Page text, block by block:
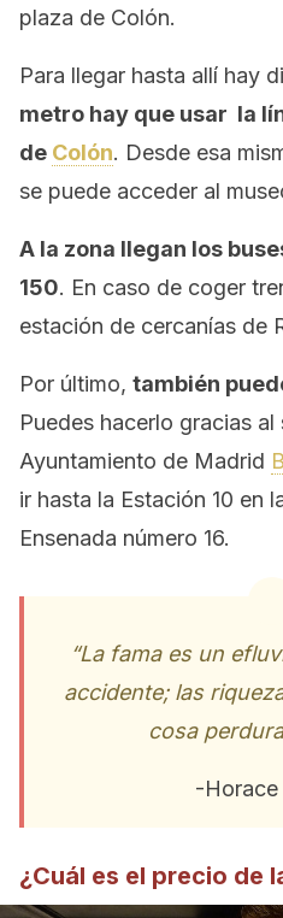
plaza de Colón.
Para llegar hasta allí hay
metro hay que usar la
de Colón. Desde esa
se puede acceder al
A la zona llegan los
150. En caso de coger
estación de cercanías de
Por último, también
Puedes hacerlo gracias al
Ayuntamiento de Madrid
ir hasta la Estación 10 en
Ensenada número 16.
“La fama es un
accidente; las
cosa
-Horace
¿Cuál es el precio de